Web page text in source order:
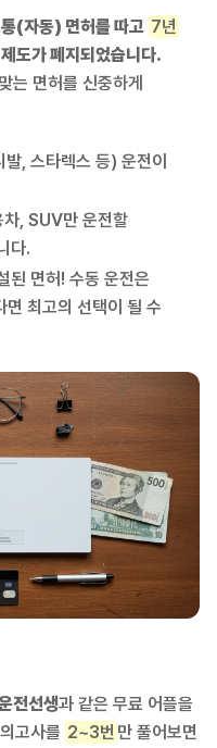
(자동) 면허를 따고 7년
도가 폐지되었습니다.
는 면허를 신중하게
, 스타렉스 등) 운전이
차, SUV만 운전할
다.
면허! 수동 운전은
면 최고의 선택이 될 수
전선생과 같은 무료 어플을
고사를 2~3번 만 풀어보면